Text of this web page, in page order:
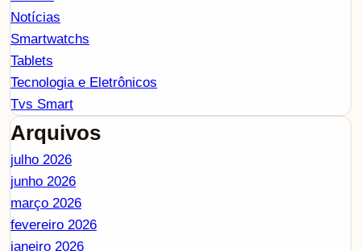
Notícias
Smartwatchs
Tablets
Tecnologia e Eletrônicos
Tvs Smart
Arquivos
julho 2026
junho 2026
março 2026
fevereiro 2026
janeiro 2026